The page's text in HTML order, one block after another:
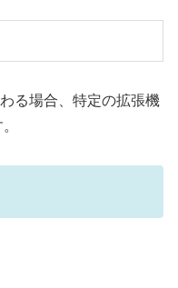
る場合、特定の拡張機